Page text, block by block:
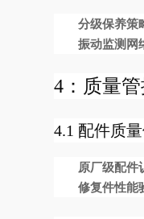
分级保养策
振动监测网
4：质量
4.1 配件质
原厂级配件
修复件性能